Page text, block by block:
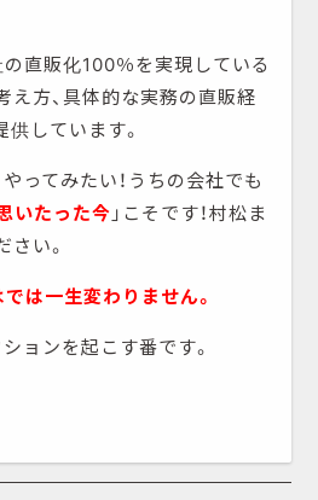
直販化100％を実現している
え方、具体的な実務の直販経
しています。
ってみたい！うちの会社でも
いたった今 」こそです！村松ま
い。
は一生変わりません。
ョンを起こす番です。